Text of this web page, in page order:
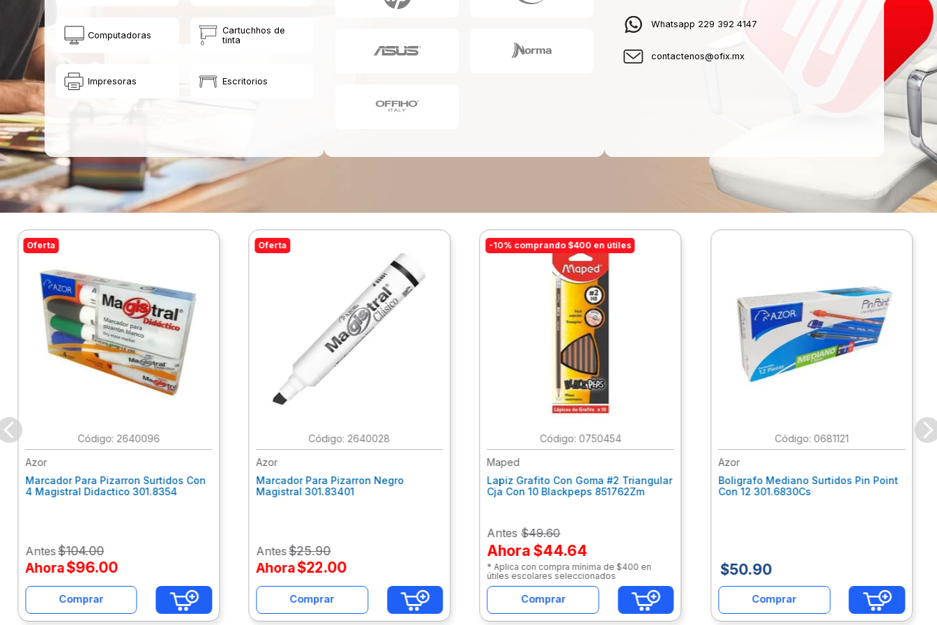
Computadoras
Cartuchhos de
tinta
Impresoras Escritorios
Whatsapp 229 392 4147
contactenos@ofix.mx
Oferta
: 2640096
Azor
Marcador Para Pizarron Surtidos Con
4 Magistral Didactico 301.8354
Antes$104.00
Ahora$96.00
Comprar
Oferta
: 2640028
Azor
Marcador Para Pizarron Negro
Magistral 301.83401
Antes$25.90
Ahora$22.00
Comprar
-10% comprando $400 en útiles
: 0750454
Maped
Lapiz Grafito Con Goma #2 Triangular
Cja Con 10 Blackpeps 851762Zm
Antes$49.60
Ahora$44.64
* Aplica con compra mínima de $400 en
útiles escolares seleccionados
Comprar
: 0681121
Azor
Boligrafo Mediano Surtidos Pin Point
Con 12 301.6830Cs
$50.90
Comprar